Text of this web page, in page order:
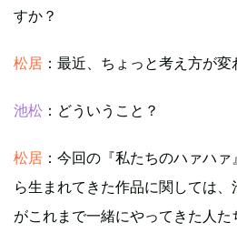
すか？
松居 ：最近、ちょっと考え方が変
池松 ：どういうこと？
松居 ：今回の『私たちのハァハ
ら生まれてきた作品に関しては
がこれまで一緒にやってきた人